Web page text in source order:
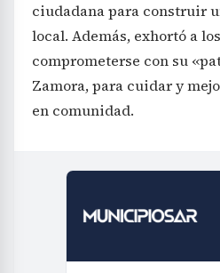
ciudadana para construir
local. Además, exhortó a
comprometerse con su
Zamora, para cuidar y
en comunidad.